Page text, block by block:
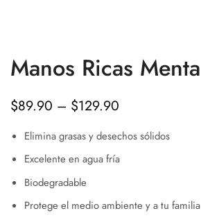
Manos Ricas Menta
$89.90 – $129.90
Elimina grasas y desechos sólidos
Excelente en agua fría
Biodegradable
Protege el medio ambiente y a tu familia